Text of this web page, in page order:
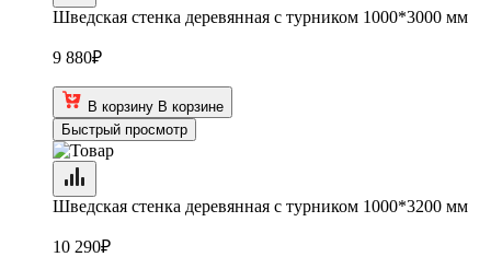
Шведская стенка деревянная с турником 1000*3000 мм
9 880₽
В корзину В корзине
Быстрый просмотр
Шведская стенка деревянная с турником 1000*3200 мм
10 290₽